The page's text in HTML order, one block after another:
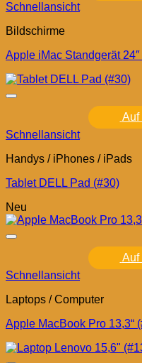
Schnellansicht
Bildschirme
Apple iMac Standgerät
Auf
Schnellansicht
Handys / iPhones / iPads
Tablet DELL Pad (#30)
Neu
Auf
Schnellansicht
Laptops / Computer
Apple MacBook Pro 13,3“